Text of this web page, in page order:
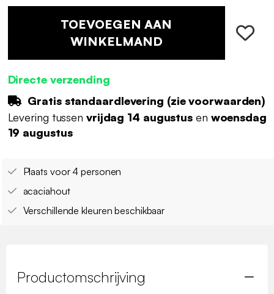
TOEVOEGEN AAN
WINKELMAND
Directe verzending
Gratis standaardlevering (zie voorwaarden)
Levering tussen vrijdag 14 augustus en woensdag
19 augustus
Plaats voor 4 personen
acaciahout
Verschillende kleuren beschikbaar
Productomschrijving